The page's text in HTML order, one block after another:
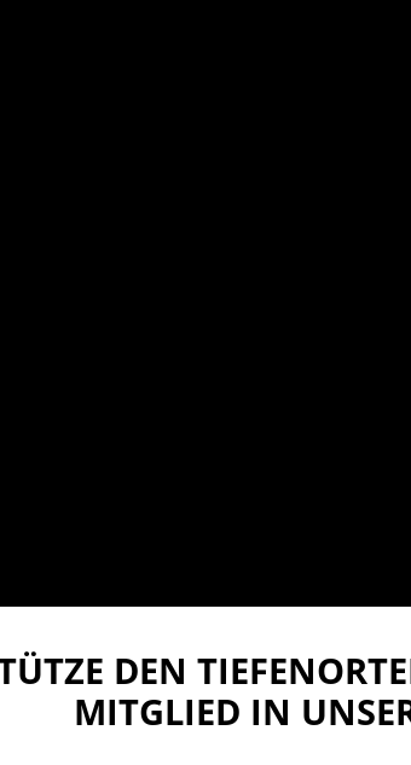
DEN
ITGLIED IN